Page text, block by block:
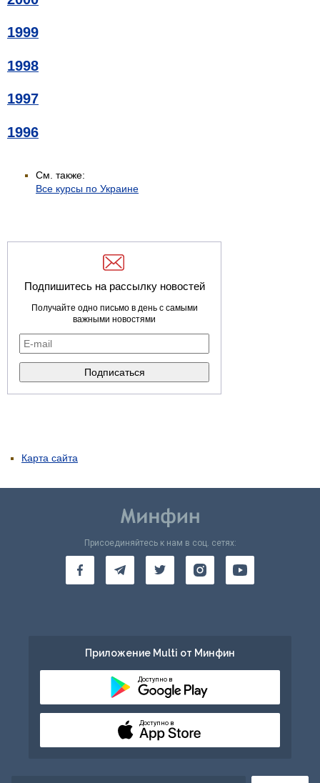
1999
1998
1997
1996
См. также:
Все курсы по Украине
Подпишитесь на рассылку новостей
Получайте одно письмо в день с самыми
важными новостями
Карта сайта
Присоединяйтесь к нам в соц. сетях:
Приложение Multi от Минфин
Доступно в
Доступно в